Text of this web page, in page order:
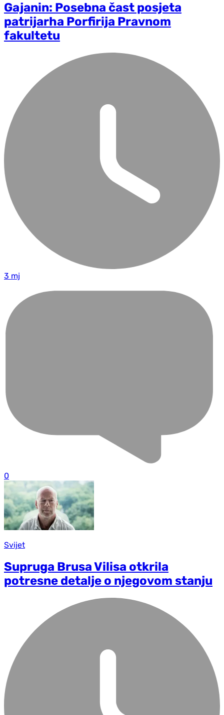
Gajanin: Posebna čast posjeta
patrijarha Porfirija Pravnom
fakultetu
3 mj
0
Svijet
Supruga Brusa Vilisa otkrila
potresne detalje o njegovom stanju